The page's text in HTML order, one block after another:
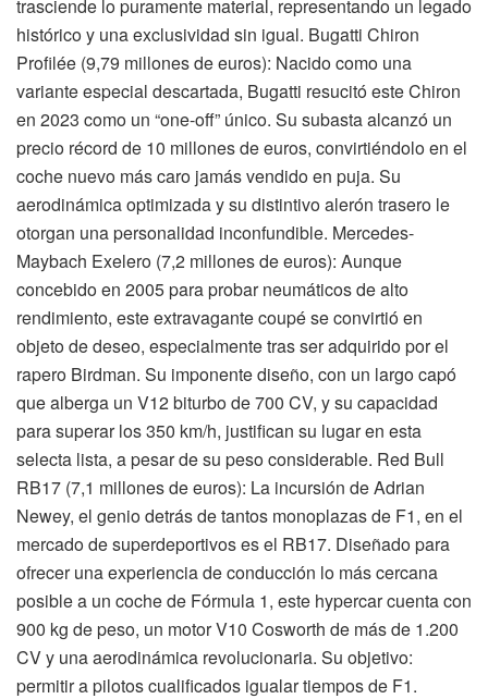
trasciende lo puramente material, representando un legado
histórico y una exclusividad sin igual. Bugatti Chiron
Profilée (9,79 millones de euros): Nacido como una
variante especial descartada, Bugatti resucitó este Chiron
en 2023 como un “one-off” único. Su subasta alcanzó un
precio récord de 10 millones de euros, convirtiéndolo en el
coche nuevo más caro jamás vendido en puja. Su
aerodinámica optimizada y su distintivo alerón trasero le
otorgan una personalidad inconfundible. Mercedes-
Maybach Exelero (7,2 millones de euros): Aunque
concebido en 2005 para probar neumáticos de alto
rendimiento, este extravagante coupé se convirtió en
objeto de deseo, especialmente tras ser adquirido por el
rapero Birdman. Su imponente diseño, con un largo capó
que alberga un V12 biturbo de 700 CV, y su capacidad
para superar los 350 km/h, justifican su lugar en esta
selecta lista, a pesar de su peso considerable. Red Bull
RB17 (7,1 millones de euros): La incursión de Adrian
Newey, el genio detrás de tantos monoplazas de F1, en el
mercado de superdeportivos es el RB17. Diseñado para
ofrecer una experiencia de conducción lo más cercana
posible a un coche de Fórmula 1, este hypercar cuenta con
900 kg de peso, un motor V10 Cosworth de más de 1.200
CV y una aerodinámica revolucionaria. Su objetivo:
permitir a pilotos cualificados igualar tiempos de F1.